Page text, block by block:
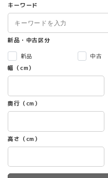
キーワード
新品・中古区分
新品
中古
幅（cm）
奥行（cm）
高さ（cm）